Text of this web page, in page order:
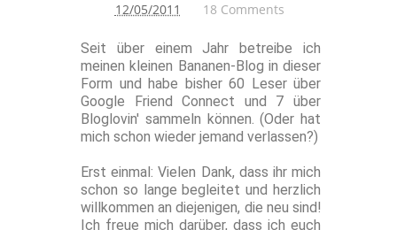
12/05/2011 18 Comments
Seit über einem Jahr betreibe ich
meinen kleinen Bananen-Blog in dieser
Form und habe bisher 60 Leser über
Google Friend Connect und 7 über
Bloglovin' sammeln können. (Oder hat
mich schon wieder jemand verlassen?)
Erst einmal: Vielen Dank, dass ihr mich
schon so lange begleitet und herzlich
willkommen an diejenigen, die neu sind!
Ich freue mich darüber, dass ich euch